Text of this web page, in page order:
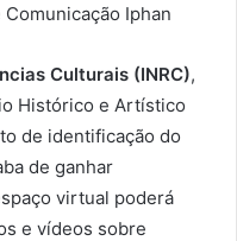
Iphan
Culturais (INRC),
Histórico e Artístico
de identificação do
de ganhar
virtual poderá
e vídeos sobre